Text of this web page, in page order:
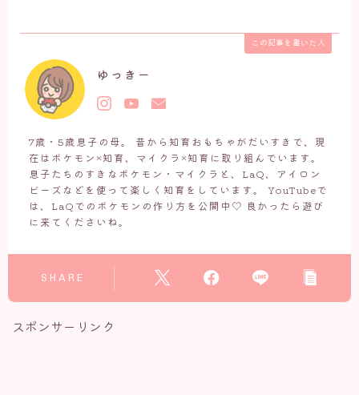
この記事を書いた人
ゆっきー
7歳・5歳息子の母。 昔から知育おもちゃがだいすきで、現
在はポケモン×知育、マイクラ×知育に取り組んでいます。
息子たちのすきなポケモン・マイクラと、LaQ、アイロン
ビーズなどを使って楽しく知育をしています。 YouTubeで
は、LaQでのポケモンの作り方を公開中♡ 良かったら遊び
に来てくださいね。
SHARE
スポンサーリンク